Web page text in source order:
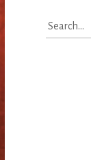
Search
for: